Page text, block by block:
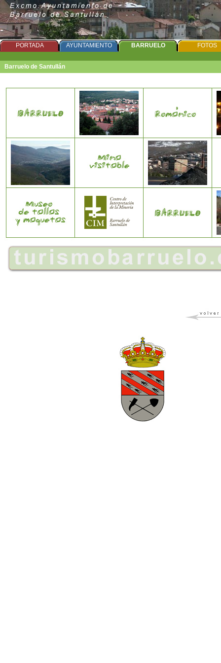
PORTADA AYUNTAMIENTO BARRUELO FOTOS
Barruelo de Santullán